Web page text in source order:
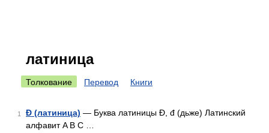
латиница
Толкование Перевод Книги
1 Đ (латиница) — Буква латиницы Đ, đ (дьже) Латинский
алфавит A B C …